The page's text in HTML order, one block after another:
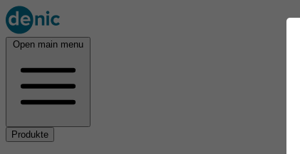
Open main menu
Produkte